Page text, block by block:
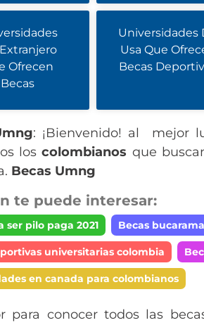
Ofrecen
Becas
Universidades
Usa Que
Becas
: ¡Bienvenido! al mejor
loscolombianos que
Becas Umng
te puede interesar:
ser pilo paga 2021 Becas
universitarias colombia
en canada para colombianos
para conocer todos las